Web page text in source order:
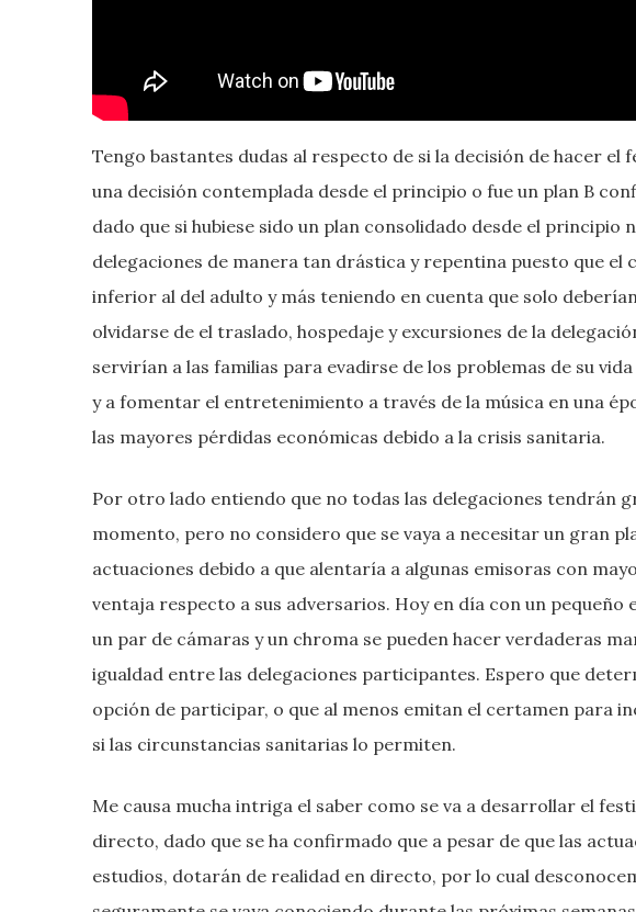
Tengo bastantes dudas al respecto de si la decisión de hacer el
una decisión contemplada desde el principio o fue un plan B
dado que si hubiese sido un plan consolidado desde el principio
delegaciones de manera tan drástica y repentina puesto que el
inferior al del adulto y más teniendo en cuenta que solo
olvidarse de el traslado, hospedaje y excursiones de la
servirían a las familias para evadirse de los problemas de su
y a fomentar el entretenimiento a través de la música en una
las mayores pérdidas económicas debido a la crisis sanitaria.
Por otro lado entiendo que no todas las delegaciones tendrán
momento, pero no considero que se vaya a necesitar un gran
actuaciones debido a que alentaría a algunas emisoras con
ventaja respecto a sus adversarios. Hoy en día con un pequeño
un par de cámaras y un chroma se pueden hacer verdaderas
igualdad entre las delegaciones participantes. Espero que
opción de participar, o que al menos emitan el certamen para
si las circunstancias sanitarias lo permiten.
Me causa mucha intriga el saber como se va a desarrollar el
directo, dado que se ha confirmado que a pesar de que las
estudios, dotarán de realidad en directo, por lo cual